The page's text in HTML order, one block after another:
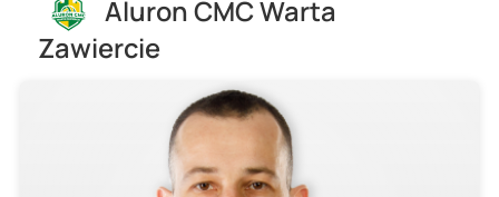
Aluron CMC Warta
Zawiercie